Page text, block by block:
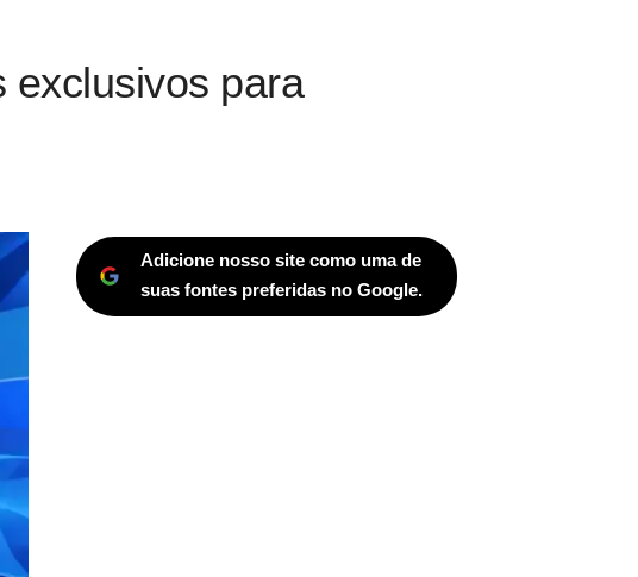
exclusivos para
Adicione nosso site como uma de
suas fontes preferidas no Google.